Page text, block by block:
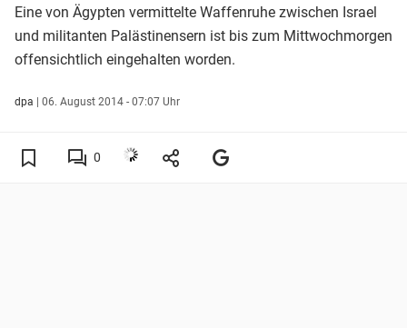
Eine von Ägypten vermittelte Waffenruhe zwischen Israel
und militanten Palästinensern ist bis zum Mittwochmorgen
offensichtlich eingehalten worden.
dpa | 06. August 2014 - 07:07 Uhr
0